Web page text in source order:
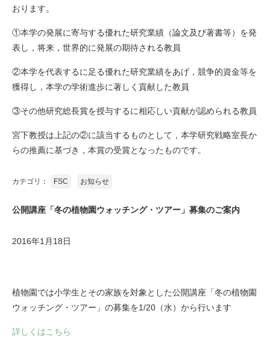
おります。
①本学の発展に寄与する優れた研究業績（論文及び著書等）を発
表し，将来，世界的に発展の期待される教員
②本学を代表するに足る優れた研究業績をあげ，競争的資金等を
獲得し，本学の学術進歩に著しく貢献した教員
③その他研究総長賞を授与するに相応しい貢献が認められる教員
宮下教授は上記の②に該当するものとして，本学研究戦略室長か
らの推薦に基づき，本賞の受賞となったものです。
カテゴリ： FSC お知らせ
公開講座「冬の植物園ウォッチング・ツアー」募集のご案内
2016年1月18日
植物園では小学生とその家族を対象とした公開講座「冬の植物園
ウォッチング・ツアー」の募集を1/20（水）から行います
詳しくはこちら